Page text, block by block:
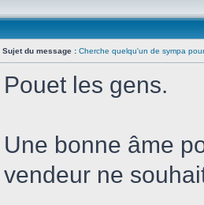
Sujet du message : Cherche quelqu'un de sympa
Pouet les gens.
Une bonne âme
vendeur ne